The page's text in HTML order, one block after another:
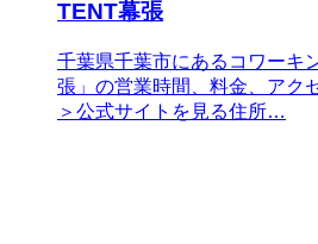
TENT幕張
千葉県千葉市にあるコワーキ
張」の営業時間、料金、アク
＞公式サイトを見る住所…